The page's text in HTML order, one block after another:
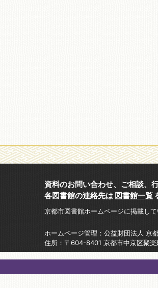
資料のお問い合わせ、ご相談、
各図書館の連絡先は 図書館一覧
京都市図書館ホームページに掲載し
ホームページ管理：公益財団法人 京
住所：〒604-8401 京都市中京区聚